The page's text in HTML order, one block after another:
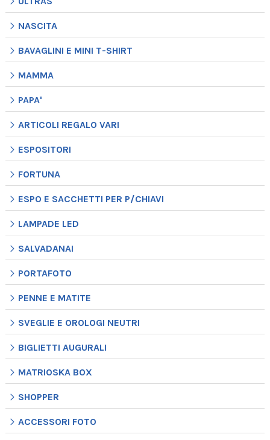
NASCITA
BAVAGLINI E MINI T-SHIRT
MAMMA
PAPA'
ARTICOLI REGALO VARI
ESPOSITORI
FORTUNA
ESPO E SACCHETTI PER P/CHIAVI
LAMPADE LED
SALVADANAI
PORTAFOTO
PENNE E MATITE
SVEGLIE E OROLOGI NEUTRI
BIGLIETTI AUGURALI
MATRIOSKA BOX
SHOPPER
ACCESSORI FOTO